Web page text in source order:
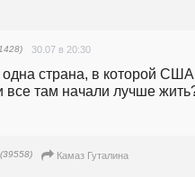
30.07 в 20:30
одна страна, в которой США
все там начали лучше
Камaз Гутaлина